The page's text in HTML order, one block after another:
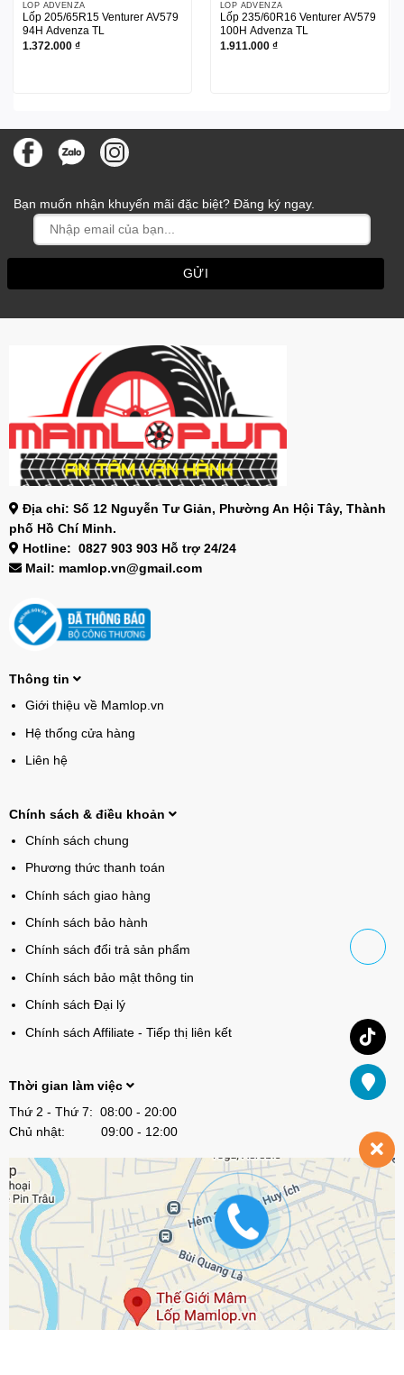
LỐP ADVENZA
Lốp 205/65R15 Venturer AV579
94H Advenza TL
1.372.000 ₫
LỐP ADVENZA
Lốp 235/60R16 Venturer AV579
100H Advenza TL
1.911.000 ₫
Bạn muốn nhận khuyến mãi đặc biệt? Đăng ký ngay.
Địa chỉ: Số 12 Nguyễn Tư Giản, Phường An Hội Tây, Thành
phố Hồ Chí Minh.
Hotline: 0827 903 903 Hỗ trợ 24/24
Mail: mamlop.vn@gmail.com
Thông tin
Giới thiệu về Mamlop.vn
Hệ thống cửa hàng
Liên hệ
Chính sách & điều khoản
Chính sách chung
Phương thức thanh toán
Chính sách giao hàng
Chính sách bảo hành
Chính sách đổi trả sản phẩm
Chính sách bảo mật thông tin
Chính sách Đại lý
Chính sách Affiliate - Tiếp thị liên kết
Thời gian làm việc
Thứ 2 - Thứ 7: 08:00 - 20:00
Chủ nhật: 09:00 - 12:00